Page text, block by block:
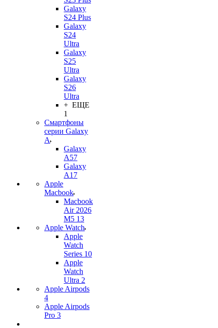
Galaxy
S24 Plus
Galaxy
S24
Ultra
Galaxy
S25
Ultra
Galaxy
S26
Ultra
+ ЕЩЕ
1
Смартфоны
серии Galaxy
A
Galaxy
A57
Galaxy
A17
Apple
Macbook
Macbook
Air 2026
M5 13
Apple Watch
Apple
Watch
Series 10
Apple
Watch
Ultra 2
Apple Airpods
4
Apple Airpods
Pro 3